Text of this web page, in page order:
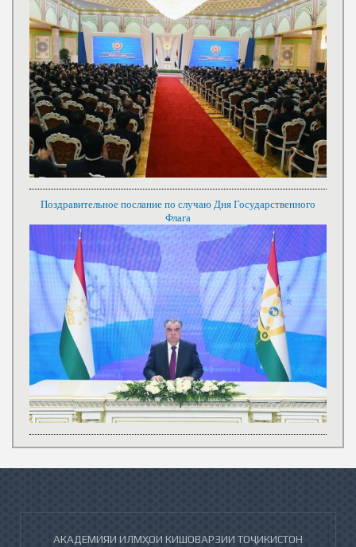
Поздравительное послание по случаю Дня Государственного
Флага
АКАДЕМИЯИ ИЛМҲОИ КИШОВАРЗИИ ТОҶИКИСТОН